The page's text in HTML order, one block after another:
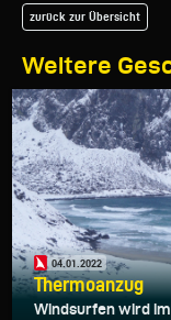
Weitere
zurück zur Übersicht
04.01.2022
Thermoanzug
Windsurfen wird